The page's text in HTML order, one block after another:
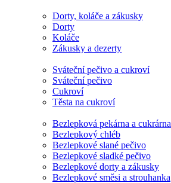
Dorty, koláče a zákusky
Dorty
Koláče
Zákusky a dezerty
Sváteční pečivo a cukroví
Sváteční pečivo
Cukroví
Těsta na cukroví
Bezlepková pekárna a cukrárna
Bezlepkový chléb
Bezlepkové slané pečivo
Bezlepkové sladké pečivo
Bezlepkové dorty a zákusky
Bezlepkové směsi a strouhanka